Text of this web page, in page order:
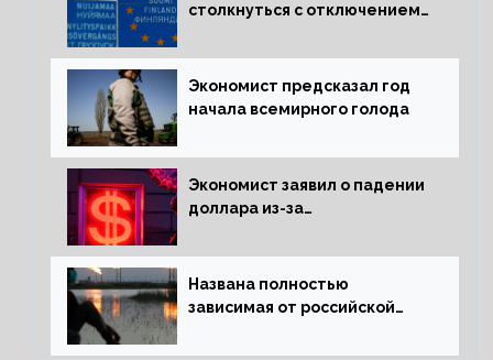
столкнуться с отключением
Экономист предсказал год
начала всемирного голода
Экономист заявил о падении
доллара из-за
Названа полностью
зависимая от российской